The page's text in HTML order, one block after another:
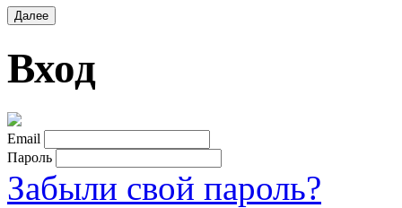
Далее
Вход
Email
Пароль
Забыли свой пароль?